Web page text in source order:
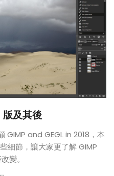
版及其後
GIMP and GEGL in 2018，本
細節，讓大家更了解 GIMP
變。